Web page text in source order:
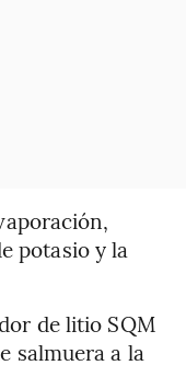
potasio y la
de litio SQM
salmuera a la